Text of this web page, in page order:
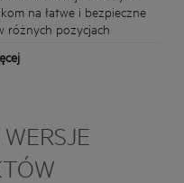
na łatwe i bezpieczne
różnych pozycjach